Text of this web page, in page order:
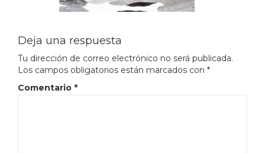
Deja una respuesta
Tu dirección de correo electrónico no será publicada.
Los campos obligatorios están marcados con *
Comentario *